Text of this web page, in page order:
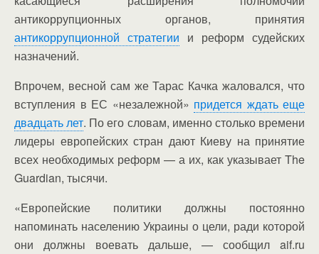
антикоррупционных органов, принятия
антикоррупционной стратегии и реформ судейских
назначений.
Впрочем, весной сам же Тарас Качка жаловался, что
вступления в ЕС «незалежной» придется ждать еще
двадцать лет. По его словам, именно столько времени
лидеры европейских стран дают Киеву на принятие
всех необходимых реформ — а их, как указывает The
Guardian, тысячи.
«Европейские политики должны постоянно
напоминать населению Украины о цели, ради которой
они должны воевать дальше, — сообщил aif.ru